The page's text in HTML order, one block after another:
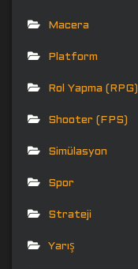
Macera
Platform
Rol Yapma (RPG)
Shooter (FPS)
Simülasyon
Spor
Strateji
Yarış